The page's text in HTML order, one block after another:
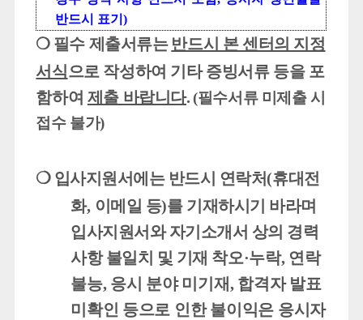
반드시 표기)
❍ 필수 제출서류는 반드시 본 센터의 지정
서식으로 작성하여 기타 증빙서류 등을 포
함하여 제출 바랍니다. (필수서류 미제출 시
접수 불가)
❍ 입사지원서에는 반드시 연락처(휴대전
화, 이메일 등)를 기재하시기 바라며
입사지원서와 자기소개서 상의 경력
사항 불일치 및 기재 착오·누락, 연락
불능, 응시 분야 미기재, 합격자 발표
미확인 등으로 인한 불이익은 응시자